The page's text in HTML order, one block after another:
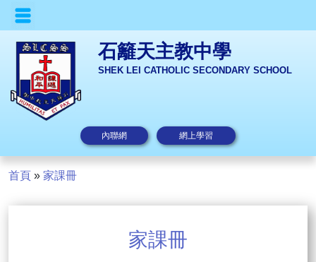
石籬天主教中學
SHEK LEI CATHOLIC SECONDARY SCHOOL
內聯網 網上學習
首頁 » 家課冊
家課冊